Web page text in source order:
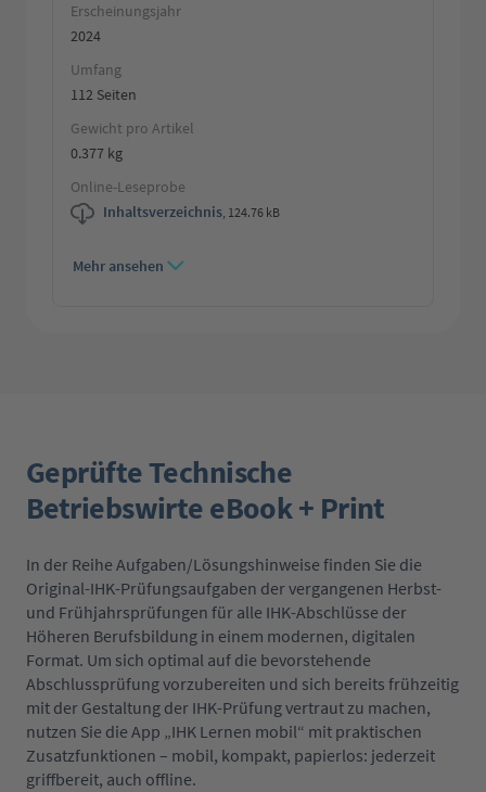
Erscheinungsjahr
2024
Umfang
112 Seiten
Gewicht pro Artikel
0.377 kg
Online-Leseprobe
Inhaltsverzeichnis, 124.76 kB
Mehr ansehen
Geprüfte Technische
Betriebswirte eBook + Print
In der Reihe Aufgaben/Lösungshinweise finden Sie die
Original-IHK-Prüfungsaufgaben der vergangenen Herbst-
und Frühjahrsprüfungen für alle IHK-Abschlüsse der
Höheren Berufsbildung in einem modernen, digitalen
Format. Um sich optimal auf die bevorstehende
Abschlussprüfung vorzubereiten und sich bereits frühzeitig
mit der Gestaltung der IHK-Prüfung vertraut zu machen,
nutzen Sie die App „IHK Lernen mobil“ mit praktischen
Zusatzfunktionen – mobil, kompakt, papierlos: jederzeit
griffbereit, auch offline.